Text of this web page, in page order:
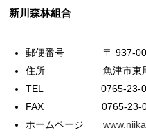
新川森林組合
郵便番号 〒 937-
住所 魚津市東尾
TEL 0765-23-
FAX 0765-23-
ホームページ